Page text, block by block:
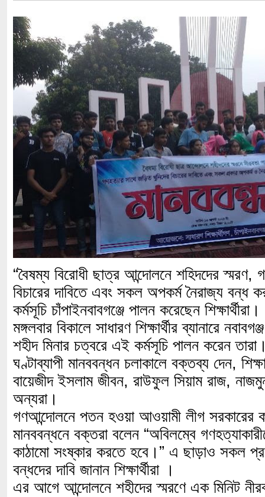
“বৈষম্য বিরোধী ছাত্র আন্দোলনে শহিদদের স্মরণ,
বিচারের দাবিতে এবং সকল অপকর্ম নৈরাজ্য বন্ধ
কর্মসূচি চাঁপাইনবাবগঞ্জে পালন করেছেন শিক্ষার্থীরা।
মঙ্গলবার বিকালে সাধারণ শিক্ষার্থীর ব্যানারে
শহীদ মিনার চত্বরে এই কর্মসূচি পালন করেন
ঘণ্টাব্যাপী মানববন্ধন চলাকালে বক্তব্য দেন,
বায়েজীদ ইসলাম জীবন, রাউফুল সিয়াম রাজ,
অন্যরা।
গণআন্দোলনে পতন হওয়া আওয়ামী লীগ সরকারের
মানববন্ধনে বক্তরা বলেন “অবিলম্বে
কাঠামো সংষ্কার করতে হবে।” এ ছাড়াও সকল
বন্ধদের দাবি জানান শিক্ষার্থীরা ।
এর আগে আন্দোলনে শহীদের স্মরণে এক মিনিট